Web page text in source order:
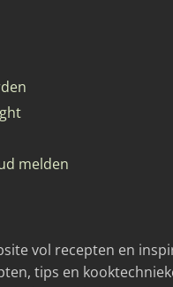
melden
vol recepten en
tips en